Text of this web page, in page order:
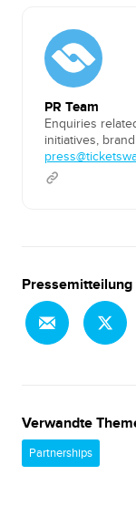
PR Team
Enquiries
initiatives,
Verwandte
Partnerships